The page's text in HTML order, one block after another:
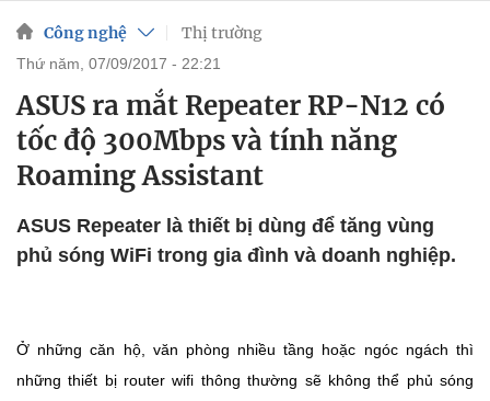
Công nghệ Thị trường
thứ năm, 07/09/2017 - 22:21
ASUS ra mắt Repeater RP-N12 có
tốc độ 300Mbps và tính năng
Roaming Assistant
ASUS Repeater là thiết bị dùng để tăng vùng
phủ sóng WiFi trong gia đình và doanh nghiệp.
Ở những căn hộ, văn phòng nhiều tầng hoặc ngóc ngách thì
những thiết bị router wifi thông thường sẽ không thể phủ sóng